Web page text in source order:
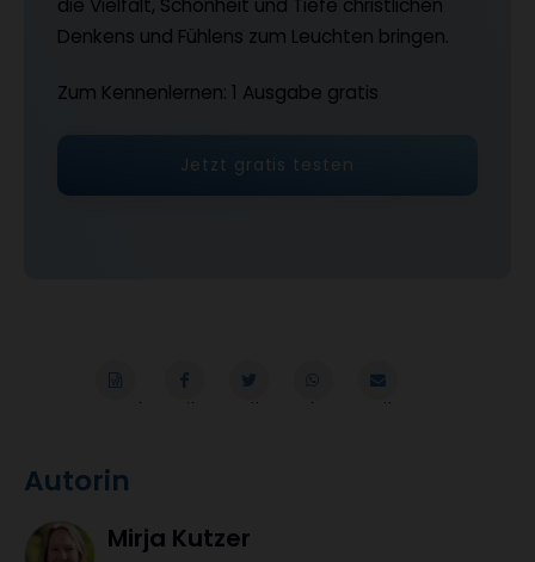
die Vielfalt, Schönheit und Tiefe christlichen
Denkens und Fühlens zum Leuchten bringen.
Zum Kennenlernen: 1 Ausgabe gratis
Jetzt gratis testen
Word Teilen Teilen WhatsappMailen
Autorin
Mirja Kutzer